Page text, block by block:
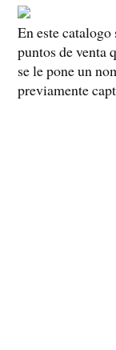
En este
puntos de venta
se le pone un
previamente